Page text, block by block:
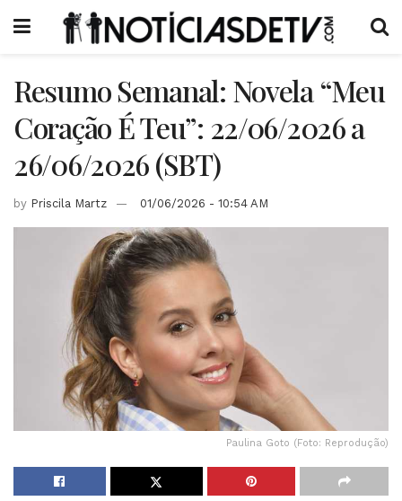
Resumo Semanal: Novela “Meu
Coração É Teu”: 22/06/2026 a
26/06/2026 (SBT)
by Priscila Martz 01/06/2026 - 10:54 AM
Paulina Goto (Foto: Reprodução)